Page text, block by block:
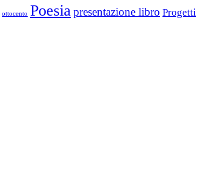
ottocento Poesia presentazione libro Progetti